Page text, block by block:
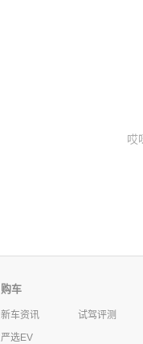
哎
购车
新车资讯
试驾评测
严选EV